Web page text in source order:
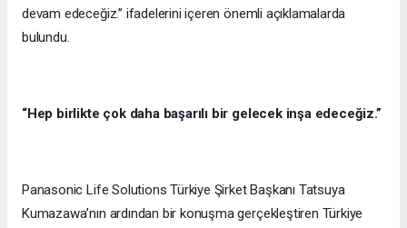
devam edeceğiz.” ifadelerini içeren önemli açıklamalarda
bulundu.
“Hep birlikte çok daha başarılı bir gelecek inşa edeceğiz.”
Panasonic Life Solutions Türkiye Şirket Başkanı Tatsuya
Kumazawa’nın ardından bir konuşma gerçekleştiren Türkiye